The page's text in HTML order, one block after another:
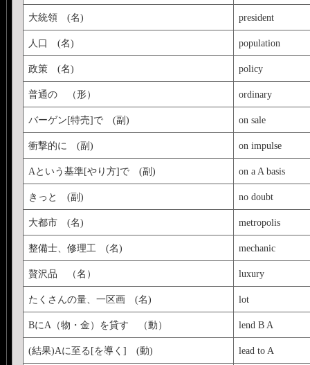
大統領 (名) president
人口 (名) population
政策 (名) policy
普通の （形） ordinary
バーゲン[特売]で (副) on sale
衝撃的に (副) on impulse
Aという基準[やり方]で (副) on a A basis
きっと (副) no doubt
大都市 (名) metropolis
整備士、修理工 (名) mechanic
贅沢品 （名） luxury
たくさんの量、一区画 (名) lot
BにA（物・金）を貸す （動） lend B A
(結果)Aに至る[を導く] (動) lead to A